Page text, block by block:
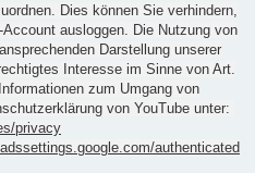
Dies können Sie verhindern,
ausloggen. Die Nutzung von
Darstellung unserer
Interesse im Sinne von Art.
zum Umgang von
von YouTube unter:
privacy
authenticated